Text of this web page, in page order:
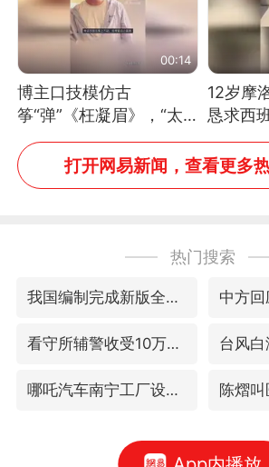
00:14
博主口技模仿古
筝“弹”《枉凝眉》，“太
像了～你是吃古筝长大的
吗？”“或将成为首位考级
不带古筝的选手。”（来
12岁摩
恳求西
可以不
打开网易新闻，查看更多
热门搜索
我国编制完成新版全月地质图
看守所辅警收受10万获刑1年
哪吒汽车南宁工厂设备降价20%拍卖